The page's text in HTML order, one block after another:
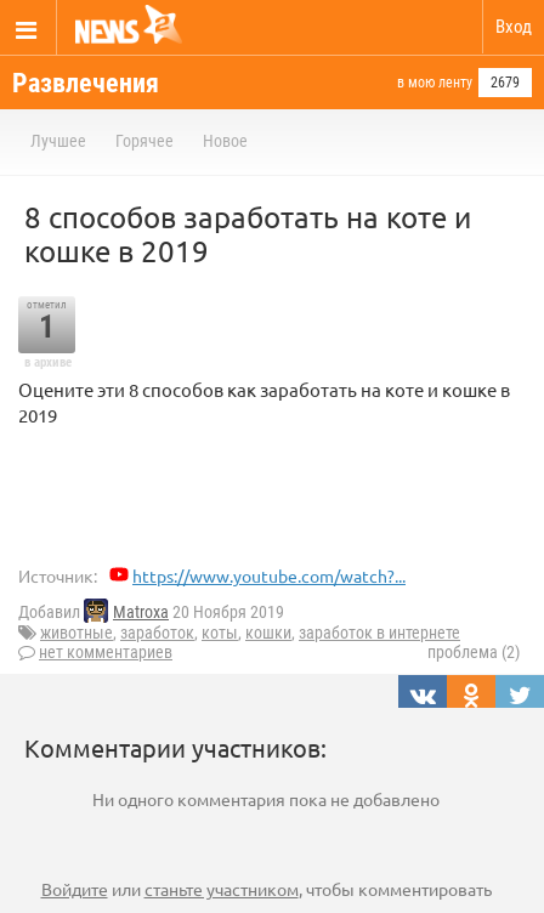
Вход
Развлечения в мою ленту 2679
Лучшее Горячее Новое
8 способов заработать на коте и
кошке в 2019
отметил
1
в архиве
Оцените эти 8 способов как заработать на коте и кошке в
2019
Источник: https://www.youtube.com/watch?...
Добавил Matroxa 20 Ноября 2019
животные, заработок, коты, кошки, заработок в интернете
нет комментариев
проблема (2)
Комментарии участников:
Ни одного комментария пока не добавлено
Войдите илистаньте участником, чтобы комментировать